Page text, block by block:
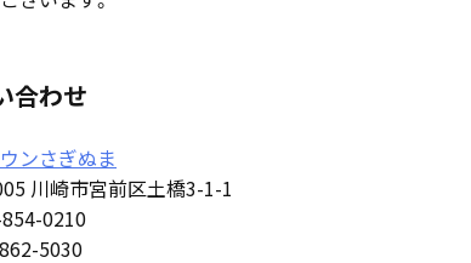
合わせ
ンさぎぬま
川崎市宮前区土橋3-1-1
0210
5030